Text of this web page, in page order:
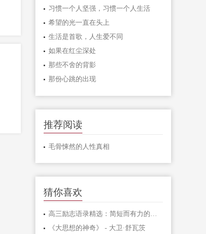
习惯一个人坚强，习惯一个人生活
希望的光一直在头上
生活是首歌，人生爱不同
如果在红尘深处
那些不舍的背影
那份心跳的出现
推荐阅读
毛骨悚然的人性真相
猜你喜欢
高三励志语录精选：简短而有力的激励句子
《大思想的神奇》 - 大卫·舒瓦茨